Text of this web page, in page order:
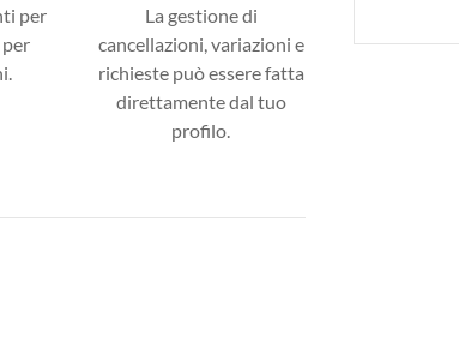
per
La gestione di
cancellazioni, variazioni e
richieste può essere fatta
direttamente dal tuo
profilo.